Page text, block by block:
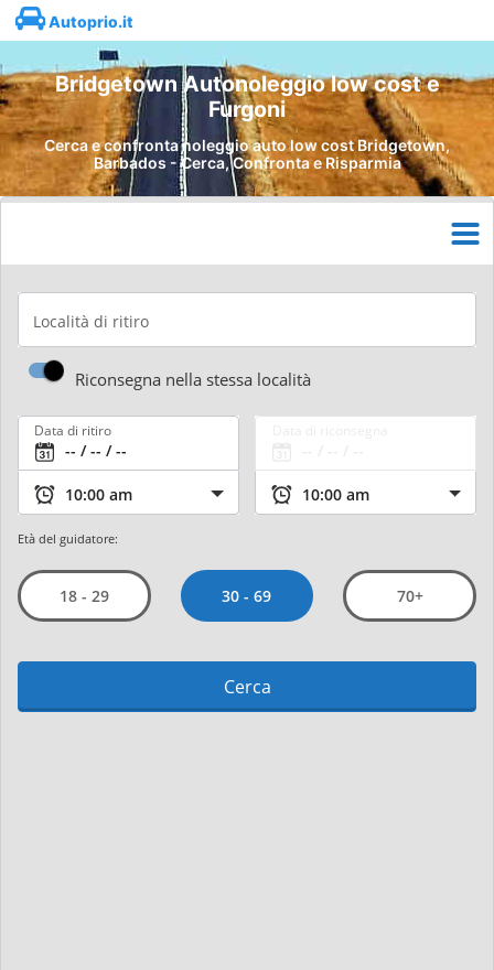
Autoprio.it
Bridgetown Autonoleggio low cost e
Furgoni
Cerca e confronta noleggio auto low cost Bridgetown,
Barbados - Cerca, Confronta e Risparmia
Località di ritiro
Riconsegna nella stessa località
Data di ritiro
Età del guidatore:
18 - 29 30 - 69 70+
Cerca